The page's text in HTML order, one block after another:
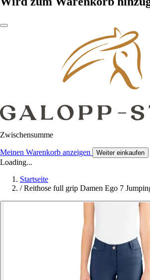
Zwischensumme
Meinen Warenkorb anzeigen Weiter einkaufen
Loading...
Startseite
/ Reithose full grip Damen Ego 7